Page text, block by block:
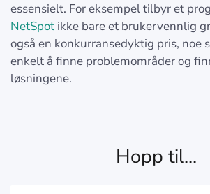
essensielt. For eksempel tilbyr et
NetSpot ikke bare et brukervennlig
også en konkurransedyktig pris, noe
enkelt å finne problemområder og
løsningene.
Hopp til...